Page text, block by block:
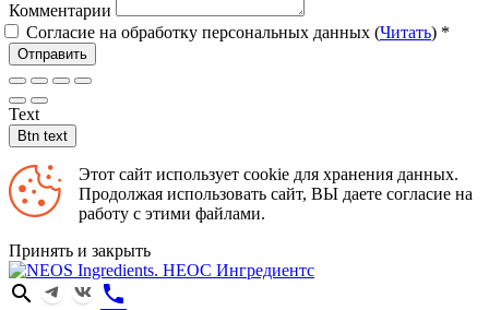
Комментарии
Согласие на обработку персональных данных (Читать) *
Отправить
Text
Btn text
Этот сайт использует cookie для хранения данных.
Продолжая использовать сайт, ВЫ даете согласие на
работу с этими файлами.
Принять и закрыть
search phone